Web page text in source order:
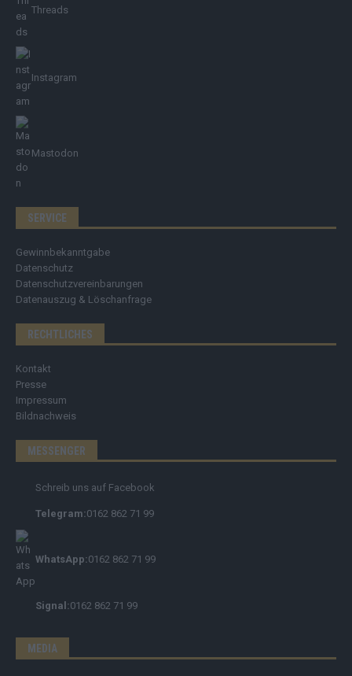
Threads
Instagram
Mastodon
SERVICE
Gewinnbekanntgabe
Datenschutz
Datenschutzvereinbarungen
Datenauszug & Löschanfrage
RECHTLICHES
Kontakt
Presse
Impressum
Bildnachweis
MESSENGER
Schreib uns auf Facebook
Telegram:0162 862 71 99
WhatsApp:0162 862 71 99
Signal:0162 862 71 99
MEDIA